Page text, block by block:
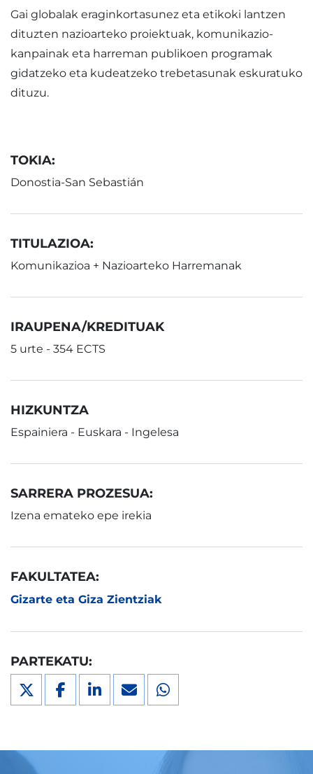
Gai globalak eraginkortasunez eta etikoki lantzen
dituzten nazioarteko proiektuak, komunikazio-
kanpainak eta harreman publikoen programak
gidatzeko eta kudeatzeko trebetasunak eskuratuko
dituzu.
TOKIA:
Donostia-San Sebastián
TITULAZIOA:
Komunikazioa + Nazioarteko Harremanak
IRAUPENA/KREDITUAK
5 urte - 354 ECTS
HIZKUNTZA
Espainiera - Euskara - Ingelesa
SARRERA PROZESUA:
Izena emateko epe irekia
FAKULTATEA:
Gizarte eta Giza Zientziak
PARTEKATU: